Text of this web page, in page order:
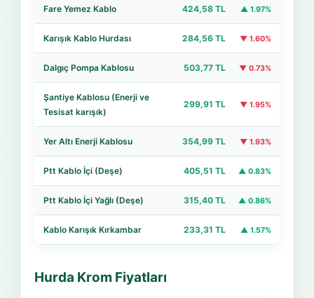
Fare Yemez Kablo 424,58 TL ▲ 1.97%
Karışık Kablo Hurdası 284,56 TL ▼ 1.60%
Dalgıç Pompa Kablosu 503,77 TL ▼ 0.73%
Şantiye Kablosu (Enerji ve
Tesisat karışık)
299,91 TL ▼ 1.95%
Yer Altı Enerji Kablosu 354,99 TL ▼ 1.93%
Ptt Kablo İçi (Deşe) 405,51 TL ▲ 0.83%
Ptt Kablo İçi Yağlı (Deşe) 315,40 TL ▲ 0.86%
Kablo Karışık Kırkambar 233,31 TL ▲ 1.57%
Hurda Krom Fiyatları